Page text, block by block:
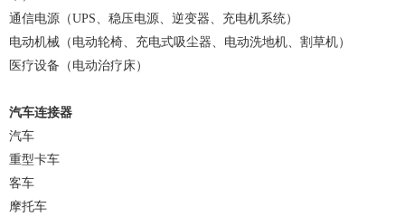
通信电源（UPS、稳压电源、逆变器、充电机系统）
电动机械（电动轮椅、充电式吸尘器、电动洗地机、割草机）
医疗设备（电动治疗床）
汽车连接器
汽车
重型卡车
客车
摩托车